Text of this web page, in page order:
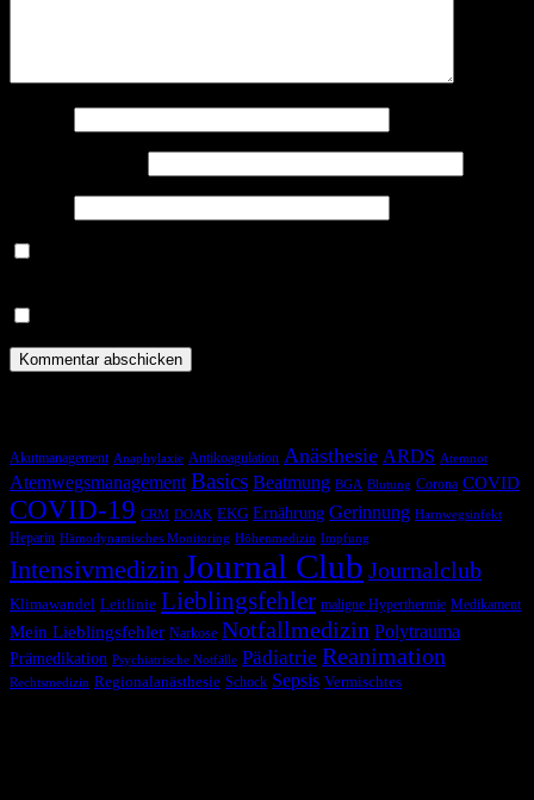
Akutmanagement Anaphylaxie Antikoagulation Anästhesie ARDS Atemnot
Atemwegsmanagement Basics Beatmung BGA Blutung Corona COVID
COVID-19 CRM DOAK EKG Ernährung Gerinnung Harnwegsinfekt
Heparin Hämodynamisches Monitoring Höhenmedizin Impfung
Intensivmedizin Journal Club Journalclub
Klimawandel Leitlinie Lieblingsfehler maligne Hyperthermie Medikament
Mein Lieblingsfehler Narkose Notfallmedizin Polytrauma
Prämedikation Psychiatrische Notfälle Pädiatrie Reanimation
Rechtsmedizin Regionalanästhesie Schock Sepsis Vermischtes